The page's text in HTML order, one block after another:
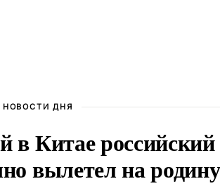
НОВОСТИ ДНЯ
в Китае российский
вылетел на родину